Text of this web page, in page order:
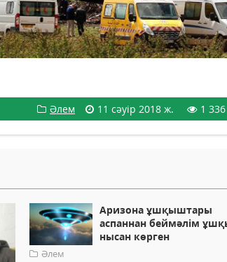
Әлем 11 сәуір 2018 ж. 1 336
Аризона ұшқыштары
аспаннан беймәлім
нысан көрген
Әлем